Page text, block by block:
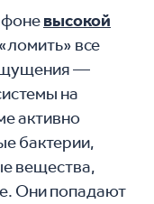
фоневысокой
все
—
на
активно
бактерии,
вещества,
Они попадают